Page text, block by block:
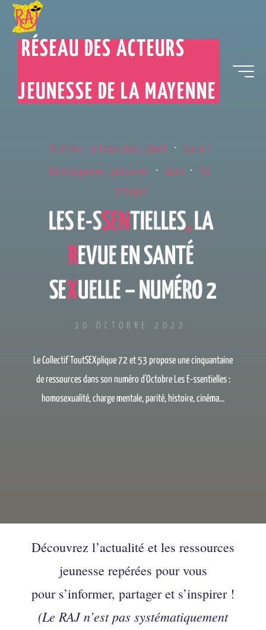
RÉSEAU DES ACTEURS
JEUNESSE DE LA MAYENNE
Archives - articles 2021-2024
Santé /
Développement personnel
Sexo
Vie
pratique
LESE-SSENTIEL
L LES, LA
REVUEEN SANTÉ
S
SEXUE
ELLE– N
NUM
MÉR
RO2
10 OCTOBRE 2022
Le Collectif ToutSEXplique 72 et 53 propose une cinquantaine
de ressources dans son numéro d'Octobre Les E-ssentielles :
homosexualité, charge mentale, parité, histoire, cinéma...
Découvrez l’actualité et les ressources
jeunesse repérées pour vous
pour s’informer, partager et s’inspirer !
(Le RAJ n’est pas systématiquement